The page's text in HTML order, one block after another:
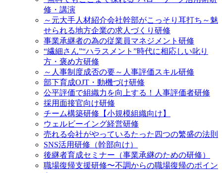
修・講演
～元大手人材紹介会社幹部がこっそり耳打ち～魅
せられる地方企業の求人づくり研修
事業承継者の為の従業員マネジメント研修
“繊細さん”“ハラスメント”時代に相応しい叱り
方・褒め方研修
～人事制度成否の要～人事評価スキル研修
部下育成OJT・動機づけ研修
公平評価で組織力を向上する！人事評価者研修
採用面接官向け研修
チーム構築研修【小規模組織向け】
ウェルビーイング経営研修
売れる会社がやっているたった四つの繁盛の法則
SNS活用研修（幹部向け）
後継者育成セミナー（事業承継のための研修）
職場復帰支援研修〜不調からの職場復帰のポイン